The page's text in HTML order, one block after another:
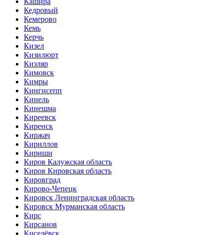
Кедровый
Кемерово
Кемь
Керчь
Кизел
Кизилюрт
Кизляр
Кимовск
Кимры
Кингисепп
Кинель
Кинешма
Киреевск
Киренск
Киржач
Кириллов
Кириши
Киров Калужская область
Киров Кировская область
Кировград
Кирово-Чепецк
Кировск Ленинградская область
Кировск Мурманская область
Кирс
Кирсанов
Киселёвск